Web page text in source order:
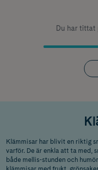
Du har tittat
Klämmisar har blivit en riktig
varför. De är enkla att ta med,
både mellis-stunden och